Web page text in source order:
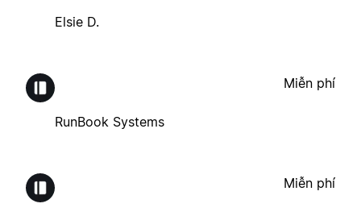
Elsie D.
RunBook Systems
Miễn phí
Miễn phí